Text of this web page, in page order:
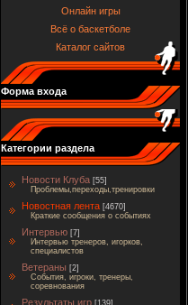
Онлайн игры
Всё о баскетболе
Каталог сайтов
Форма входа
Категории раздела
Новости Клуба [55]
Проблемы,переходы,тренировки
Новостная лента [4670]
Краткие сообщения о событиях
Интервью [7]
Интервью тренеров, игорков,
специалистов
Ветераны [2]
События, игроки, тренеры,
соревнования
Результаты игр [139]